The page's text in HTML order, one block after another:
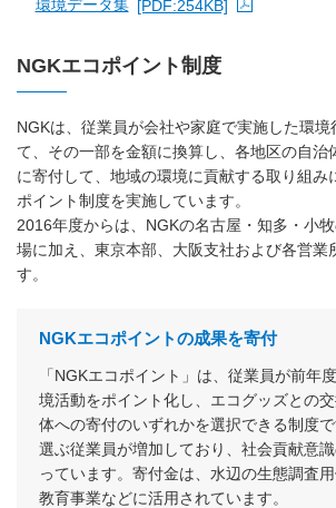
環境データ集 [PDF:254KB]
NGKエコポイント制度
NGKは、従業員が会社や家庭で実施した環境
て、その一部を金額に換算し、各地区の自治
に寄付して、地域の環境に貢献する取り組み
ポイント制度を実施しています。
2016年度からは、NGKの名古屋・知多・小
場に加え、東京本部、大阪支社および各営業
す。
NGKエコポイントの成果を寄付
「NGKエコポイント」は、従業員が前年
境活動をポイント化し、エコグッズとの
体への寄付のいずれかを選択できる制度
選ぶ従業員が増加しており、社会貢献意
っています。寄付金は、水辺の生態調査
教育事業などに活用されています。